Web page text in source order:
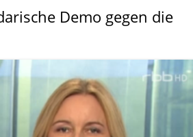
LEITFADEN
Demo gegen die